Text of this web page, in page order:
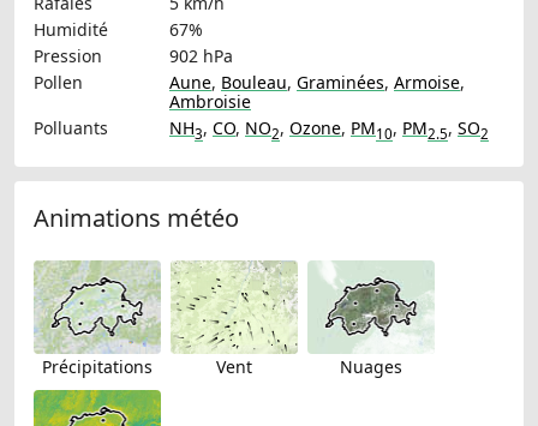
Humidité
67%
Pression
902 hPa
Pollen
Aune, Bouleau, Graminées, Armoise,
Ambroisie
Polluants
NH3, CO, NO2, Ozone, PM10, PM2.5, SO2
Animations météo
Précipitations Vent Nuages